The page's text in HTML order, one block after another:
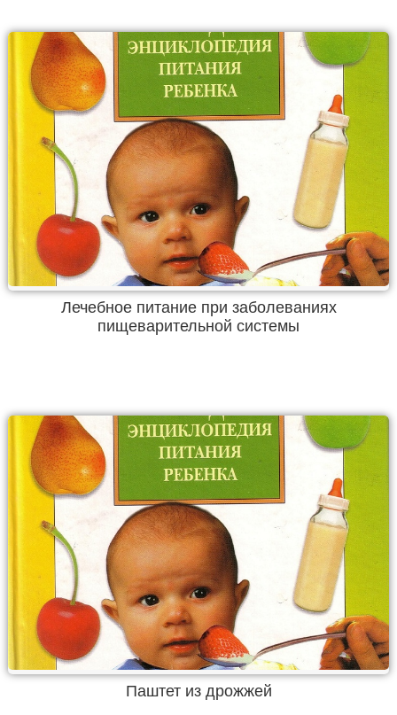
Лечебное питание при заболеваниях
пищеварительной системы
Паштет из дрожжей